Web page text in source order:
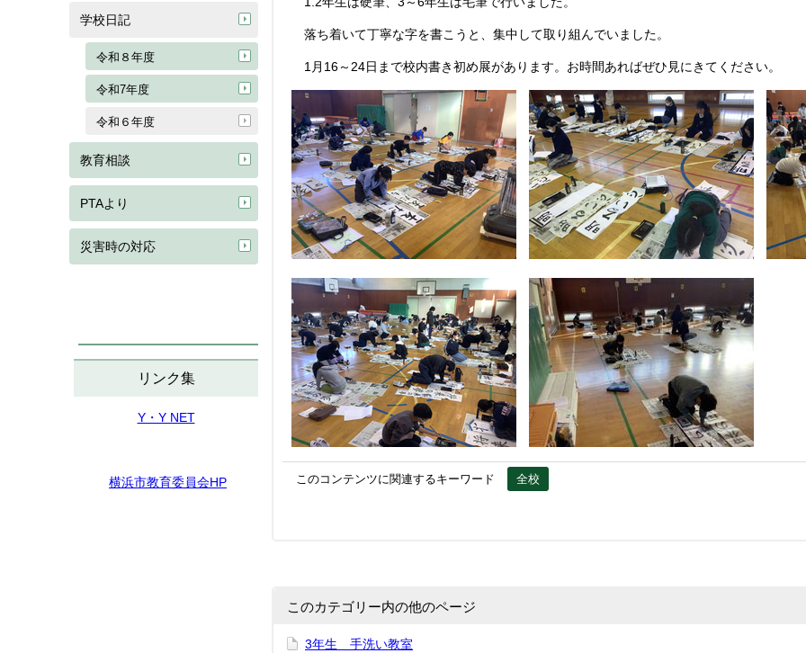
学校日記
令和８年度
令和7年度
令和６年度
教育相談
PTAより
災害時の対応
リンク集
Y・Y NET
横浜市教育委員会HP
落ち着いて丁寧な字を書こうと、集中して取り組んでいました。
1月16～24日まで校内書き初め展があります。お時間あればぜひ見にきてください。
このコンテンツに関連するキーワード 全校
このカテゴリー内の他のページ
3年生 手洗い教室